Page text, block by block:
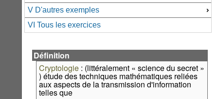
V D'autres exemples
VI Tous les exercices
Définition
Cryptologie: (littéralement « science du secret »
) étude des techniques mathématiques reliées
aux aspects de la transmission d'information
telles que